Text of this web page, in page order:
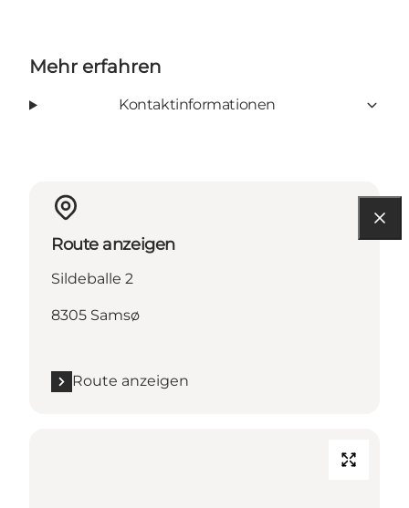
Mehr erfahren
Kontaktinformationen
Route anzeigen
Sildeballe 2
8305 Samsø
Route anzeigen